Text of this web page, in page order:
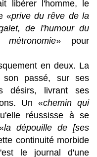
libérer l'homme, le
«prive du rêve de la
de l'humour du
métronomie» pour
en deux. La
son passé, sur ses
désirs, livrant ses
Un «chemin qui
réussisse à se
la dépouille de [ses
continuité morbide
le journal d'une